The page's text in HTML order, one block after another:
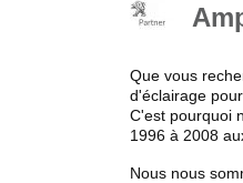
Que vous
d'éclairage
C'est pourquoi
1996 à 2008
Nous nous